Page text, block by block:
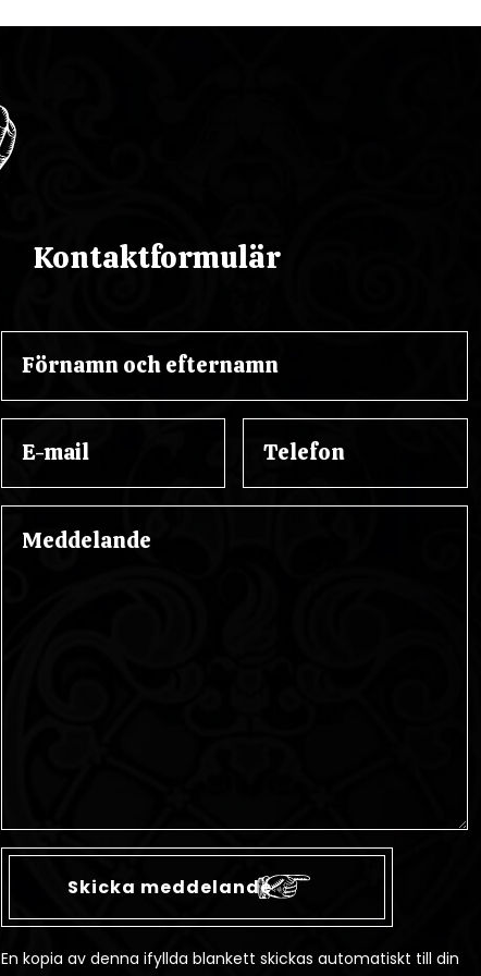
Kontaktformulär
En kopia av denna ifyllda blankett skickas automatiskt till din